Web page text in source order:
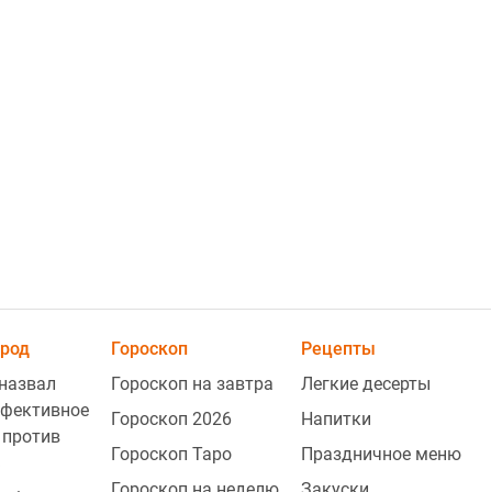
Гороскоп
Гороскоп на завтра
Гороскоп 2026
Гороскоп Таро
Рецепты
Легкие десерты
Напитки
Праздничное меню